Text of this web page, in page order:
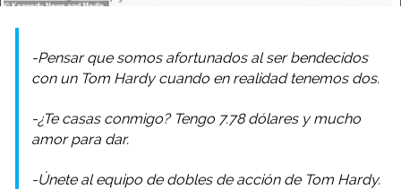
-Pensar que somos afortunados al ser bendecidos
con un Tom Hardy cuando en realidad tenemos dos.
-¿Te casas conmigo? Tengo 7.78 dólares y mucho
amor para dar.
-Únete al equipo de dobles de acción de Tom Hardy.